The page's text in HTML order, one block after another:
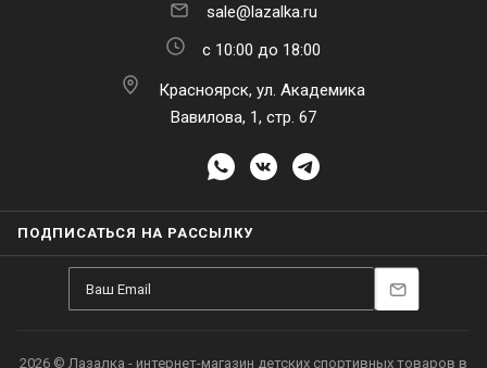
sale@lazalka.ru
с 10:00 до 18:00
Красноярск, ул. Академика
Вавилова, 1, стр. 67
ПОДПИСАТЬСЯ НА РАССЫЛКУ
2026 © Лазалка - интернет-магазин детских спортивных товаров в